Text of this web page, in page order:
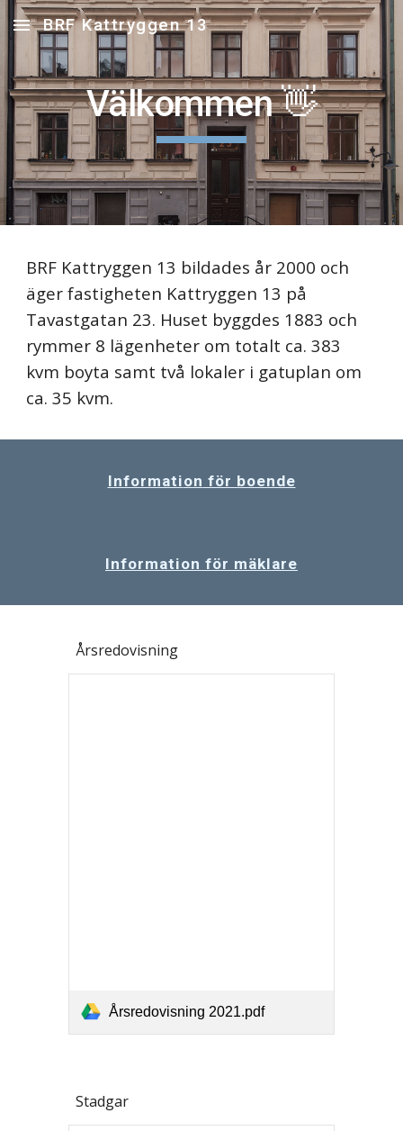
Skip to main content Skip to navigation
BRF Kattryggen 13
Välkommen 👋
BRF Kattryggen 13 bildades år 2000 och
äger fastigheten Kattryggen 13 på
Tavastgatan 23. Huset byggdes 1883 och
rymmer 8 lägenheter om totalt ca. 383
kvm boyta samt två lokaler i gatuplan om
ca. 35 kvm.
Information för boende
Information för mäklare
Årsredovisning
Årsredovisning 2021.pdf
Stadgar